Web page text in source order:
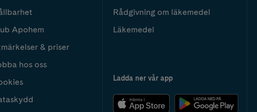
Apohem
& priser
hos oss
Rådgivning om läkemedel
Läkemedel
Ladda ner vår app